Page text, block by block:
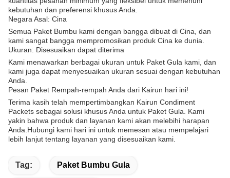
kebutuhan dan preferensi khusus Anda.
Negara Asal: Cina
Semua Paket Bumbu kami dengan bangga dibuat di Cina, dan
kami sangat bangga mempromosikan produk Cina ke dunia.
Ukuran: Disesuaikan dapat diterima
Kami menawarkan berbagai ukuran untuk Paket Gula kami, dan
kami juga dapat menyesuaikan ukuran sesuai dengan kebutuhan
Anda.
Pesan Paket Rempah-rempah Anda dari Kairun hari ini!
Terima kasih telah mempertimbangkan Kairun Condiment
Packets sebagai solusi khusus Anda untuk Paket Gula. Kami
yakin bahwa produk dan layanan kami akan melebihi harapan
Anda.Hubungi kami hari ini untuk memesan atau mempelajari
lebih lanjut tentang layanan yang disesuaikan kami.
Tag: Paket Bumbu Gula